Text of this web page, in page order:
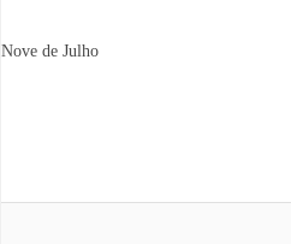
Nove de Julho